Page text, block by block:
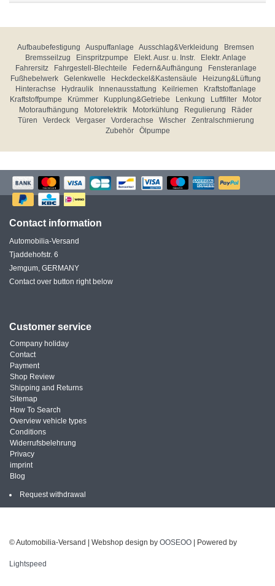
Aufbaubefestigung Auspuffanlage Ausschlag&Verkleidung
Bremsen
Bremsseilzug
Einspritzpumpe Elekt. Ausr. u. Instr.
Elektr. Anlage
Fahrersitz
Fahrgestell-Blechteile Federn&Aufhängung
Fensteranlage
Fußhebelwerk
Gelenkwelle Heckdeckel&Kastensäule
Heizung&Lüftung
Hinterachse
Hydraulik Innenausstattung Keilriemen
Kraftstoffanlage
Kraftstoffpumpe
Krümmer Kupplung&Getriebe Lenkung Luftfilter
Motor
Motoraufhängung
Motorelektrik Motorkühlung Regulierung
Räder
Türen
Verdeck Vergaser Vorderachse Wischer
Zentralschmierung
Zubehör
Ölpumpe
Contact information
Automobilia-Versand
Tjaddehofstr. 6
Jemgum, GERMANY
Contact over button right below
Customer service
Company holiday
Contact
Payment
Shop Review
Shipping and Returns
Sitemap
How To Search
Overview vehicle types
Conditions
Widerrufsbelehrung
Privacy
imprint
Blog
Request withdrawal
© Automobilia-Versand | Webshop design by OOSEOO | Powered by
Lightspeed